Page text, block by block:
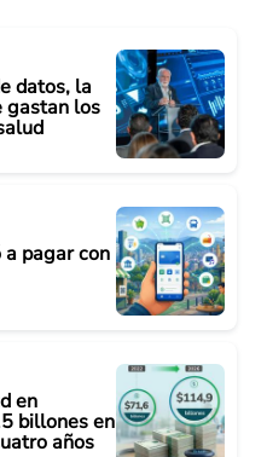
datos, la
gastan los
a pagar con
en
billones en
años